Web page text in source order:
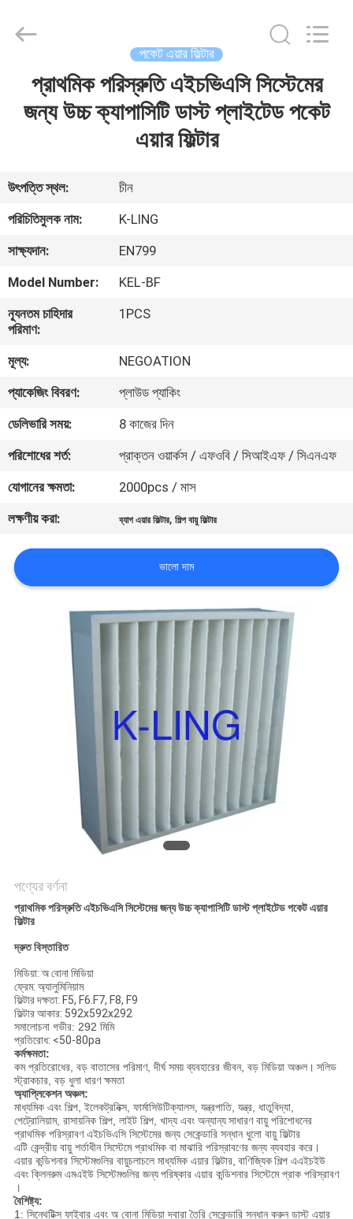
আমাদের
সম্বন্ধে
কারখানা
পরিদর্শন
নিয়ন্ত্রণ
আমাদের
সাথে
যোগাযোগ
খবর
মামলা
গোপনীয়তা
Technology
Company.
পকেট এয়ার ফিল্টার
প্রাথমিক পরিস্রুতি এইচভিএসি সিস্টেমের
জন্য উচ্চ ক্যাপাসিটি ডাস্ট প্লাইটেড পকেট
এয়ার ফিল্টার
উৎপত্তি স্থল:
চীন
পরিচিতিমুলক নাম:
K-LING
সাক্ষ্যদান:
EN799
Model Number:
KEL-BF
ন্যূনতম চাহিদার
পরিমাণ:
1PCS
মূল্য:
NEGOATION
প্যাকেজিং বিবরণ:
প্লাউড প্যাকিং
ডেলিভারি সময়:
8 কাজের দিন
পরিশোধের শর্ত:
প্রাক্তন ওয়ার্কস / এফওবি / সিআইএফ / সিএনএফ
যোগানের ক্ষমতা:
2000pcs / মাস
লক্ষণীয় করা:
ব্যাগ এয়ার ফিল্টার,শিল্প বায়ু ফিল্টার
ভালো দাম
পণ্যের বর্ণনা
প্রাথমিক পরিস্রুতি এইচভিএসি সিস্টেমের জন্য উচ্চ ক্যাপাসিটি ডাস্ট প্লাইটেড পকেট এয়ার
ফিল্টার
দ্রুত বিস্তারিত
মিডিয়া: অ বোনা মিডিয়া
ফ্রেম: অ্যালুমিনিয়াম
ফিল্টার দক্ষতা: F5, F6.F7, F8, F9
ফিল্টার আকার: 592x592x292
সমালোচনা গভীর: 292 মিমি
প্রতিরোধ: <50-80pa
কর্মক্ষমতা:
কম প্রতিরোধের, বড় বাতাসের পরিমাণ, দীর্ঘ সময় ব্যবহারের জীবন, বড় মিডিয়া অঞ্চল। সলিড
স্ট্রাকচার, বড় ধুলা ধারণ ক্ষমতা
অ্যাপ্লিকেশন অঞ্চল:
মাধ্যমিক এবং শিল্প, ইলেকট্রনিক্স, ফার্মাসিউটিক্যালস, যন্ত্রপাতি, যন্ত্র, ধাতুবিদ্যা,
পেট্রোলিয়াম, রাসায়নিক শিল্প, লাইট শিল্প, খাদ্য এবং অন্যান্যসাধারণ বায়ু পরিশোধনের
প্রাথমিক পরিস্রাবণ এইচভিএসি সিস্টেমের জন্য সেকেন্ডারি সন্ধান ধুলো বায়ু ফিল্টার
এটি কেন্দ্রীয় বায়ু শর্তাধীন সিস্টেমে প্রাথমিক বা মাঝারি পরিস্রাবণের জন্য ব্যবহার করে।
এয়ার কন্ডিশনার সিস্টেমগুলির বায়ুচলাচলে মাধ্যমিক এয়ার ফিল্টার, বাণিজ্যিকশিল্প এএইচইউ
এবং ক্লিনরুম এমএইউ সিস্টেমগুলির জন্যপরিষ্কার এয়ার কন্ডিশনার সিস্টেমে প্রাক পরিস্রাবণ
।
বৈশিষ্ট্য:
1: সিন্থেটিক্স ফাইবার এবং অ বোনা মিডিয়া দ্বারা তৈরি সেকেন্ডারি সন্ধান করুন ডাস্ট এয়ার